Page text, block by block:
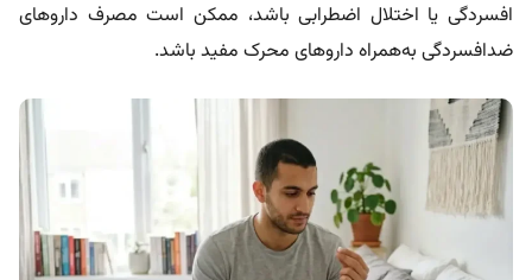
افسردگی یا اختلال اضطرابی باشد، ممکن است مصرف داروهای
ضدافسردگی به‌همراه داروهای محرک مفید باشد.